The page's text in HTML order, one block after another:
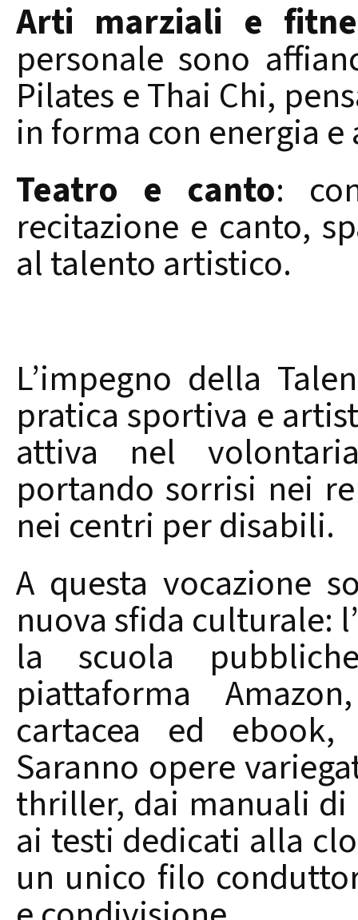
Arti marziali e
personale sono
Pilates e Thai Chi,
in forma con energia
Teatro e canto:
recitazione e canto,
al talento artistico.
L’impegno della
pratica sportiva e
attiva nel
portando sorrisi nei
nei centri per disabili.
A questa vocazione
nuova sfida culturale:
la scuola
piattaforma
cartacea ed
Saranno opere
thriller, dai manuali
ai testi dedicati alla
un unico filo